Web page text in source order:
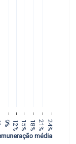
9% 12% 15% 18% 21% 24%
média